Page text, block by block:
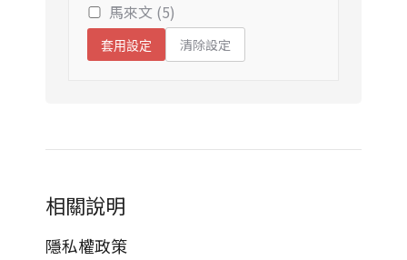
馬來文 (5)
套用設定 清除設定
相關說明
隱私權政策